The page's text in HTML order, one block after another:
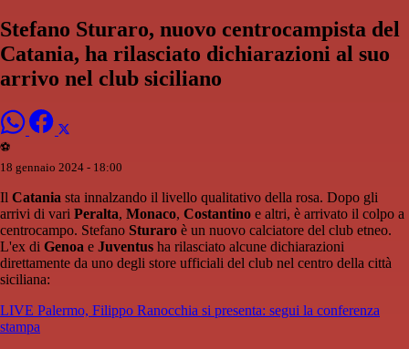
Stefano Sturaro, nuovo centrocampista del
Catania, ha rilasciato dichiarazioni al suo
arrivo nel club siciliano
⚽️
18 gennaio 2024 - 18:00
Il Catania sta innalzando il livello qualitativo della rosa. Dopo gli
arrivi di vari Peralta, Monaco, Costantino e altri, è arrivato il colpo a
centrocampo. Stefano Sturaro è un nuovo calciatore del club etneo.
L'ex di Genoa e Juventus ha rilasciato alcune dichiarazioni
direttamente da uno degli store ufficiali del club nel centro della città
siciliana:
LIVE Palermo, Filippo Ranocchia si presenta: segui la conferenza
stampa